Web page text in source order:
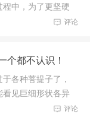
中，为了更坚硬
评论
个都不认识！
各种菩提子了，
见巨细形状各异
评论